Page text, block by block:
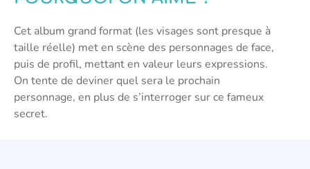
Cet album grand format (les visages sont presque à
taille réelle) met en scène des personnages de face,
puis de profil, mettant en valeur leurs expressions.
On tente de deviner quel sera le prochain
personnage, en plus de s’interroger sur ce fameux
secret.